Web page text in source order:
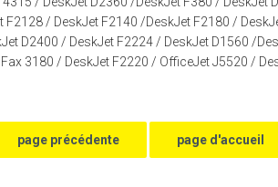
F2128 / DeskJet F2140 /DeskJet F2180 /
D2400 / DeskJet F2224 / DeskJet D1560 /
Fax 3180 / DeskJet F2220 / OfficeJet J5520 /